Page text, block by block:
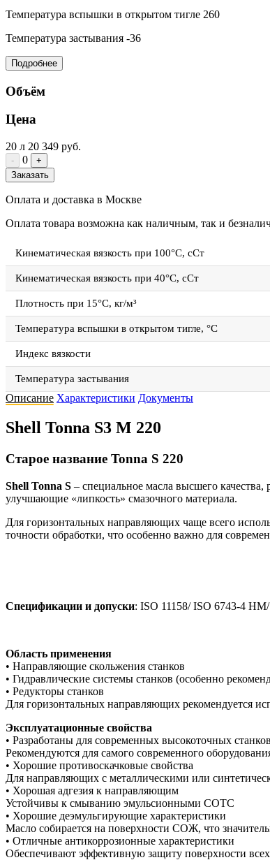
Температура вспышки в открытом тигле 260
Температура застывания -36
Подробнее
Объём
Цена
20 л 20 349 руб.
- 0
+
Заказать
Оплата и доставка в Москве
Оплата товара возможна как наличным, так и
Кинематическая вязкость при 100°C, сСт
Кинематическая вязкость при 40°C, сСт
Плотность при 15°C, кг/м³
Температура вспышки в открытом тигле, °C
Индекс вязкости
Температура застывания
Описание Характеристики Документы
Shell Tonna S3 M 220
Старое название Tonna S 220
Shell Tonna S – специальное масла высшего
улучшающие «липкость» смазочного материала.
Для горизонтальных направляющих чаще всего
точности обработки, что особенно важно для
Спецификации и допуски: ISO 11158/ ISO 6743-4
Область применения
• Направляющие скольжения станков
• Гидравлические системы станков (особенно
• Редукторы станков
Для горизонтальных направляющих рекомендуется
Эксплуатационные свойства
• Разработаны для современных высокоточных станков
Рекомендуются для самого современного
• Хорошие противоскачковые свойства
Для направляющих с металлическими или
• Хорошая адгезия к направляющим
Устойчивы к смыванию эмульсионными СОТС
• Хорошие деэмульгирующие характеристики
Масло собирается на поверхности СОЖ, что
• Отличные антикоррозионные характеристики
Обеспечивают эффективную защиту поверхности всех